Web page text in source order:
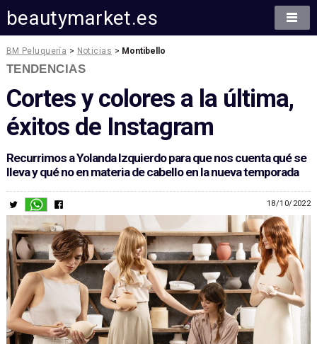
beautymarket.es
BM Peluquería > Noticias > Montibello
TENDENCIAS
Cortes y colores a la última,
éxitos de Instagram
Recurrimos a Yolanda Izquierdo para que nos cuenta qué se
lleva y qué no en materia de cabello en la nueva temporada
18/10/2022